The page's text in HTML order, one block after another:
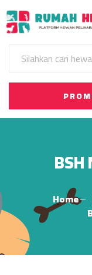
BSH
Home